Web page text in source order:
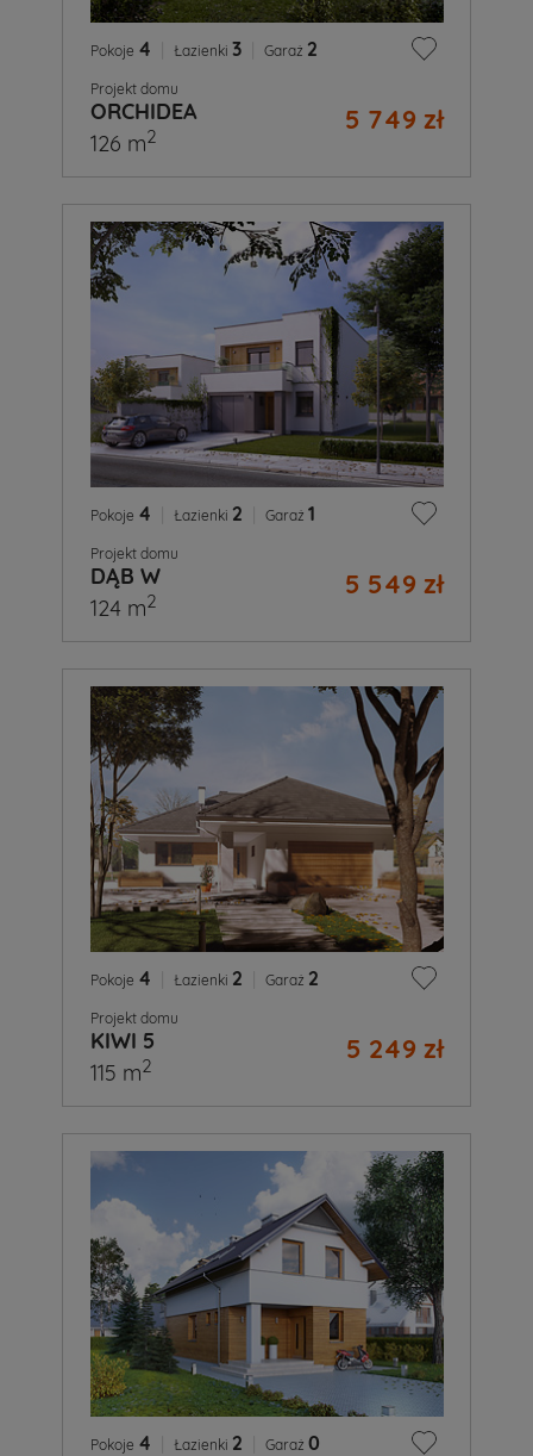
Pokoje 4 Łazienki 3 Garaż 2
Projekt domu
ORCHIDEA 5 749 zł
126 m2
Pokoje 4 Łazienki 2 Garaż 1
Projekt domu
DĄB W 5 549 zł
124 m2
Pokoje 4 Łazienki 2 Garaż 2
Projekt domu
KIWI 5 5 249 zł
115 m2
Pokoje 4 Łazienki 2 Garaż 0